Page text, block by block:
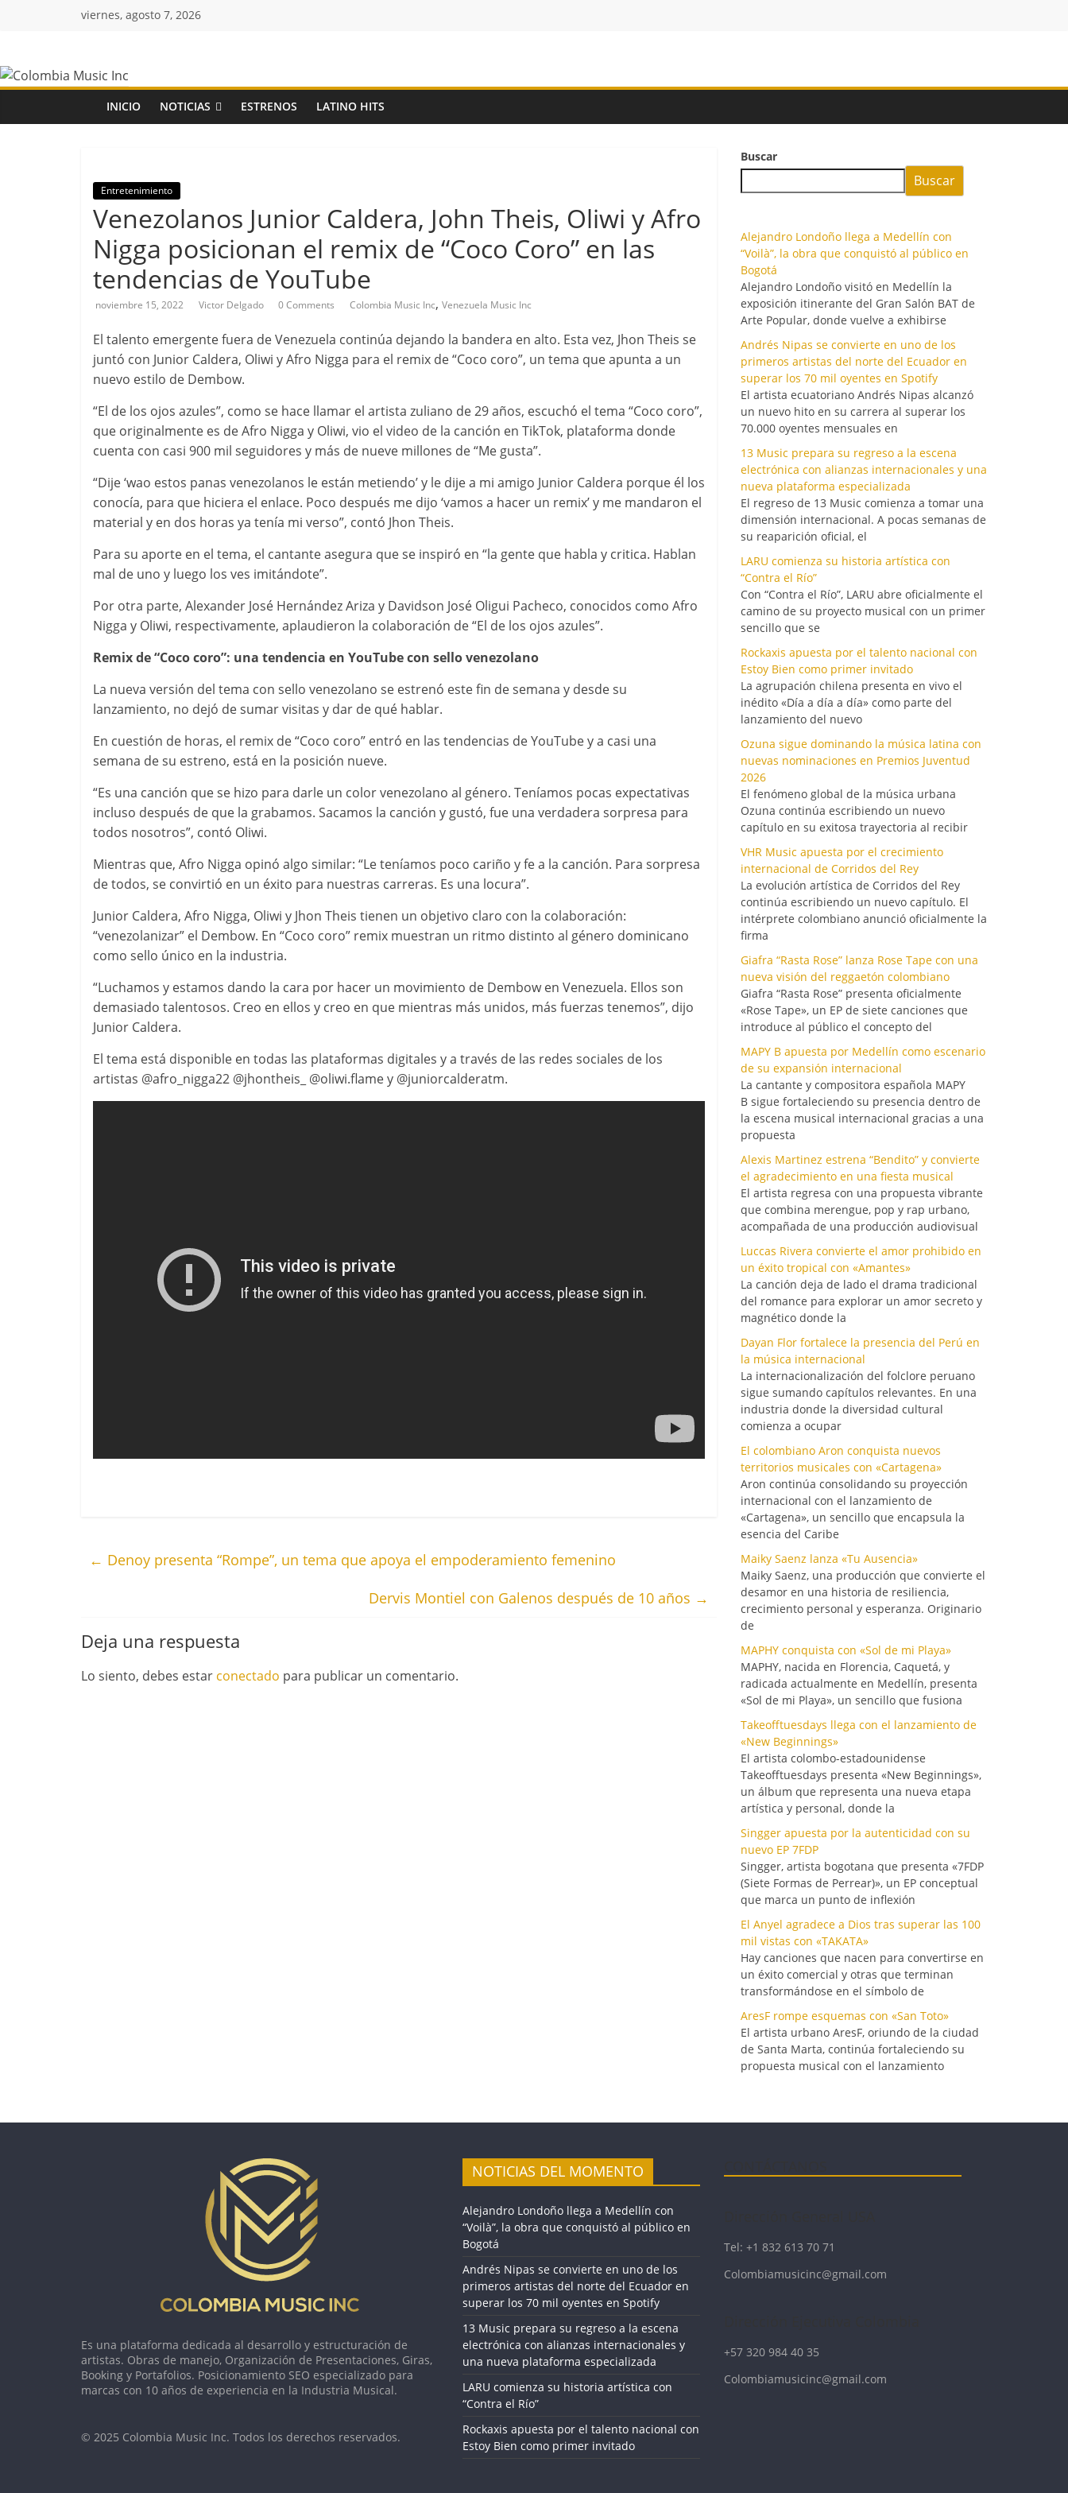
viernes, agosto 7, 2026
Colombia
Music
Colombia
Music
Inc
INICIO NOTICIAS ESTRENOS LATINO HITS
Entretenimiento
Venezolanos Junior Caldera, John Theis, Oliwi y Afro
Nigga posicionan el remix de “Coco Coro” en las
tendencias de YouTube
noviembre 15, 2022 Victor Delgado 0 Comments Colombia Music Inc, Venezuela Music Inc
El talento emergente fuera de Venezuela continúa dejando la bandera en alto. Esta vez, Jhon Theis se
juntó con Junior Caldera, Oliwi y Afro Nigga para el remix de “Coco coro”, un tema que apunta a un
nuevo estilo de Dembow.
“El de los ojos azules”, como se hace llamar el artista zuliano de 29 años, escuchó el tema “Coco coro”,
que originalmente es de Afro Nigga y Oliwi, vio el video de la canción en TikTok, plataforma donde
cuenta con casi 900 mil seguidores y más de nueve millones de “Me gusta”.
“Dije ‘wao estos panas venezolanos le están metiendo’ y le dije a mi amigo Junior Caldera porque él los
conocía, para que hiciera el enlace. Poco después me dijo ‘vamos a hacer un remix’ y me mandaron el
material y en dos horas ya tenía mi verso”, contó Jhon Theis.
Para su aporte en el tema, el cantante asegura que se inspiró en “la gente que habla y critica. Hablan
mal de uno y luego los ves imitándote”.
Por otra parte, Alexander José Hernández Ariza y Davidson José Oligui Pacheco, conocidos como Afro
Nigga y Oliwi, respectivamente, aplaudieron la colaboración de “El de los ojos azules”.
Remix de “Coco coro”: una tendencia en YouTube con sello venezolano
La nueva versión del tema con sello venezolano se estrenó este fin de semana y desde su
lanzamiento, no dejó de sumar visitas y dar de qué hablar.
En cuestión de horas, el remix de “Coco coro” entró en las tendencias de YouTube y a casi una
semana de su estreno, está en la posición nueve.
“Es una canción que se hizo para darle un color venezolano al género. Teníamos pocas expectativas
incluso después de que la grabamos. Sacamos la canción y gustó, fue una verdadera sorpresa para
todos nosotros”, contó Oliwi.
Mientras que, Afro Nigga opinó algo similar: “Le teníamos poco cariño y fe a la canción. Para sorpresa
de todos, se convirtió en un éxito para nuestras carreras. Es una locura”.
Junior Caldera, Afro Nigga, Oliwi y Jhon Theis tienen un objetivo claro con la colaboración:
“venezolanizar” el Dembow. En “Coco coro” remix muestran un ritmo distinto al género dominicano
como sello único en la industria.
“Luchamos y estamos dando la cara por hacer un movimiento de Dembow en Venezuela. Ellos son
demasiado talentosos. Creo en ellos y creo en que mientras más unidos, más fuerzas tenemos”, dijo
Junior Caldera.
El tema está disponible en todas las plataformas digitales y a través de las redes sociales de los
artistas @afro_nigga22 @jhontheis_ @oliwi.flame y @juniorcalderatm.
← Denoy presenta “Rompe”, un tema que apoya el empoderamiento femenino
Dervis Montiel con Galenos después de 10 años →
Deja una respuesta
Lo siento, debes estar conectado para publicar un comentario.
Buscar
Buscar
Alejandro Londoño llega a Medellín con
“Voilà”, la obra que conquistó al público en
Bogotá
Alejandro Londoño visitó en Medellín la
exposición itinerante del Gran Salón BAT de
Arte Popular, donde vuelve a exhibirse
Andrés Nipas se convierte en uno de los
primeros artistas del norte del Ecuador en
superar los 70 mil oyentes en Spotify
El artista ecuatoriano Andrés Nipas alcanzó
un nuevo hito en su carrera al superar los
70.000 oyentes mensuales en
13 Music prepara su regreso a la escena
electrónica con alianzas internacionales y una
nueva plataforma especializada
El regreso de 13 Music comienza a tomar una
dimensión internacional. A pocas semanas de
su reaparición oficial, el
LARU comienza su historia artística con
“Contra el Río”
Con “Contra el Río”, LARU abre oficialmente el
camino de su proyecto musical con un primer
sencillo que se
Rockaxis apuesta por el talento nacional con
Estoy Bien como primer invitado
La agrupación chilena presenta en vivo el
inédito «Día a día a día» como parte del
lanzamiento del nuevo
Ozuna sigue dominando la música latina con
nuevas nominaciones en Premios Juventud
2026
El fenómeno global de la música urbana
Ozuna continúa escribiendo un nuevo
capítulo en su exitosa trayectoria al recibir
VHR Music apuesta por el crecimiento
internacional de Corridos del Rey
La evolución artística de Corridos del Rey
continúa escribiendo un nuevo capítulo. El
intérprete colombiano anunció oficialmente la
firma
Giafra “Rasta Rose” lanza Rose Tape con una
nueva visión del reggaetón colombiano
Giafra “Rasta Rose” presenta oficialmente
«Rose Tape», un EP de siete canciones que
introduce al público el concepto del
MAPY B apuesta por Medellín como escenario
de su expansión internacional
La cantante y compositora española MAPY
B sigue fortaleciendo su presencia dentro de
la escena musical internacional gracias a una
propuesta
Alexis Martinez estrena “Bendito” y convierte
el agradecimiento en una fiesta musical
El artista regresa con una propuesta vibrante
que combina merengue, pop y rap urbano,
acompañada de una producción audiovisual
Luccas Rivera convierte el amor prohibido en
un éxito tropical con «Amantes»
La canción deja de lado el drama tradicional
del romance para explorar un amor secreto y
magnético donde la
Dayan Flor fortalece la presencia del Perú en
la música internacional
La internacionalización del folclore peruano
sigue sumando capítulos relevantes. En una
industria donde la diversidad cultural
comienza a ocupar
El colombiano Aron conquista nuevos
territorios musicales con «Cartagena»
Aron continúa consolidando su proyección
internacional con el lanzamiento de
«Cartagena», un sencillo que encapsula la
esencia del Caribe
Maiky Saenz lanza «Tu Ausencia»
Maiky Saenz, una producción que convierte el
desamor en una historia de resiliencia,
crecimiento personal y esperanza. Originario
de
MAPHY conquista con «Sol de mi Playa»
MAPHY, nacida en Florencia, Caquetá, y
radicada actualmente en Medellín, presenta
«Sol de mi Playa», un sencillo que fusiona
Takeofftuesdays llega con el lanzamiento de
«New Beginnings»
El artista colombo-estadounidense
Takeofftuesdays presenta «New Beginnings»,
un álbum que representa una nueva etapa
artística y personal, donde la
Singger apuesta por la autenticidad con su
nuevo EP 7FDP
Singger, artista bogotana que presenta «7FDP
(Siete Formas de Perrear)», un EP conceptual
que marca un punto de inflexión
El Anyel agradece a Dios tras superar las 100
mil vistas con «TAKATA»
Hay canciones que nacen para convertirse en
un éxito comercial y otras que terminan
transformándose en el símbolo de
AresF rompe esquemas con «San Toto»
El artista urbano AresF, oriundo de la ciudad
de Santa Marta, continúa fortaleciendo su
propuesta musical con el lanzamiento
Es una plataforma dedicada al desarrollo y estructuración de
artistas. Obras de manejo, Organización de Presentaciones, Giras,
Booking y Portafolios. Posicionamiento SEO especializado para
marcas con 10 años de experiencia en la Industria Musical.
© 2025 Colombia Music Inc. Todos los derechos reservados.
NOTICIAS DEL MOMENTO
Alejandro Londoño llega a Medellín con
“Voilà”, la obra que conquistó al público en
Bogotá
Andrés Nipas se convierte en uno de los
primeros artistas del norte del Ecuador en
superar los 70 mil oyentes en Spotify
13 Music prepara su regreso a la escena
electrónica con alianzas internacionales y
una nueva plataforma especializada
LARU comienza su historia artística con
“Contra el Río”
Rockaxis apuesta por el talento nacional con
Estoy Bien como primer invitado
Tel: +1 832 613 70 71
Colombiamusicinc@gmail.com
+57 320 984 40 35
Colombiamusicinc@gmail.com